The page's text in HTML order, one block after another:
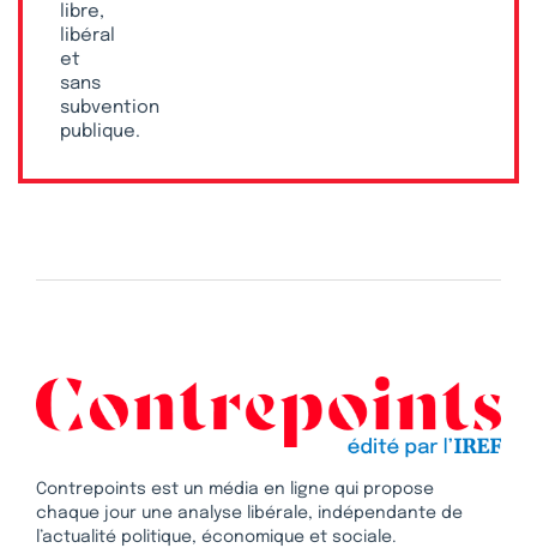
libre,
libéral
et
sans
subvention
publique.
Contrepoints est un média en ligne qui propose
chaque jour une analyse libérale, indépendante de
l’actualité politique, économique et sociale.